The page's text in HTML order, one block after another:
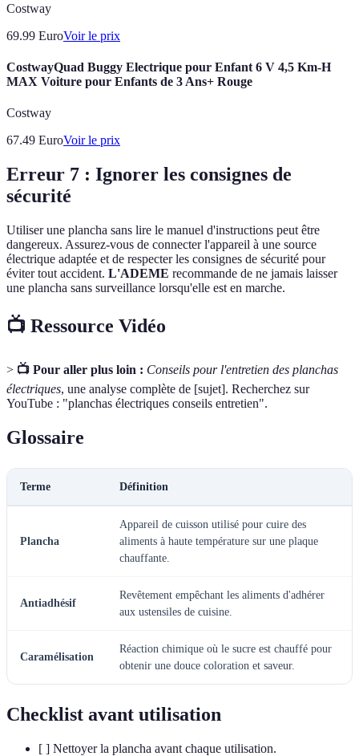
Costway
69.99 EuroVoir le prix
CostwayQuad Buggy Electrique pour Enfant 6 V 4,5 Km-H
MAX Voiture pour Enfants de 3 Ans+ Rouge
Costway
67.49 EuroVoir le prix
Erreur 7 : Ignorer les consignes de
sécurité
Utiliser une plancha sans lire le manuel d'instructions peut être
dangereux. Assurez-vous de connecter l'appareil à une source
électrique adaptée et de respecter les consignes de sécurité pour
éviter tout accident. L'ADEME recommande de ne jamais laisser
une plancha sans surveillance lorsqu'elle est en marche.
📺 Ressource Vidéo
> 📺 Pour aller plus loin : Conseils pour l'entretien des planchas
électriques, une analyse complète de [sujet]. Recherchez sur
YouTube : "planchas électriques conseils entretien".
Glossaire
Terme Définition
Plancha
Appareil de cuisson utilisé pour cuire des
aliments à haute température sur une plaque
chauffante.
Antiadhésif
Revêtement empêchant les aliments d'adhérer
aux ustensiles de cuisine.
Caramélisation
Réaction chimique où le sucre est chauffé pour
obtenir une douce coloration et saveur.
Checklist avant utilisation
[ ] Nettoyer la plancha avant chaque utilisation.